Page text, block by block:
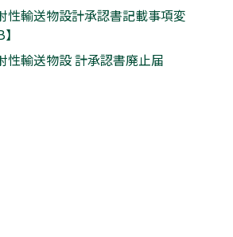
輸送物設計承認書記載事項変
輸送物設 計承認書廃止届